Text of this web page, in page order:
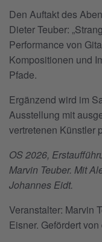
Den Auftakt des
Dieter Teuber:
Performance von
Kompositionen und
Pfade.
Ergänzend wird im
Ausstellung mit
vertretenen Künstler
OS 2026,
Marvin Teuber. Mit
Johannes Eidt.
Veranstalter: Marvin
Eisner. Gefördert